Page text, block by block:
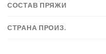
СОСТАВ ПРЯЖИ
СТРАНА ПРОИЗ.